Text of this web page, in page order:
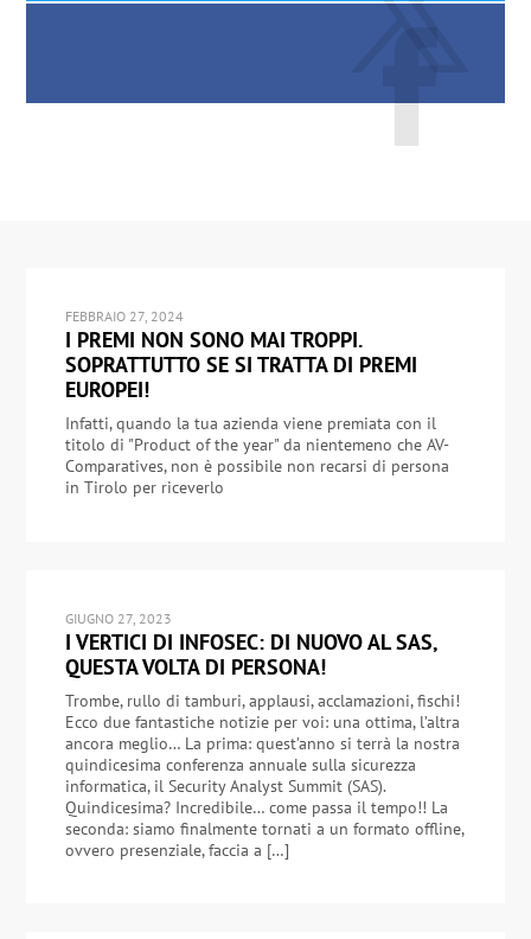
FEBBRAIO 27, 2024
I PREMI NON SONO MAI TROPPI.
SOPRATTUTTO SE SI TRATTA DI PREMI
EUROPEI!
Infatti, quando la tua azienda viene premiata con il
titolo di "Product of the year" da nientemeno che AV-
Comparatives, non è possibile non recarsi di persona
in Tirolo per riceverlo
GIUGNO 27, 2023
I VERTICI DI INFOSEC: DI NUOVO AL SAS,
QUESTA VOLTA DI PERSONA!
Trombe, rullo di tamburi, applausi, acclamazioni, fischi!
Ecco due fantastiche notizie per voi: una ottima, l’altra
ancora meglio… La prima: quest’anno si terrà la nostra
quindicesima conferenza annuale sulla sicurezza
informatica, il Security Analyst Summit (SAS).
Quindicesima? Incredibile… come passa il tempo!! La
seconda: siamo finalmente tornati a un formato offline,
ovvero presenziale, faccia a […]